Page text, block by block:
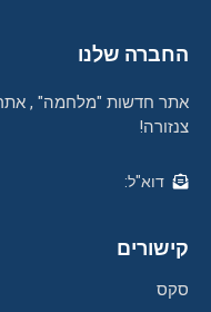
החברה שלנו
אתר חדשות "מלחמה" ,
צנזורה!
דוא"ל:
קישורים
סקס